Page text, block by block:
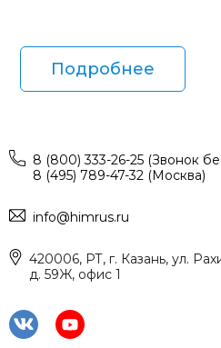
Подробнее
8 (800) 333-26-25 (Звонок
8 (495) 789-47-32 (Москва)
info@himrus.ru
420006, РТ, г. Казань, ул.
д. 59Ж, офис 1